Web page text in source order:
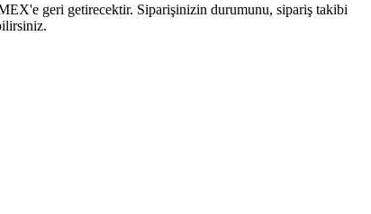
geri getirecektir. Siparişinizin durumunu, sipariş takibi